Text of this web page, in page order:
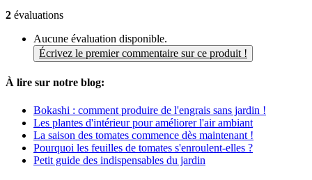
2 évaluations
Aucune évaluation disponible.
Écrivez le premier commentaire sur ce produit !
À lire sur notre blog:
Bokashi : comment produire de l'engrais sans jardin !
Les plantes d'intérieur pour améliorer l'air ambiant
La saison des tomates commence dès maintenant !
Pourquoi les feuilles de tomates s'enroulent-elles ?
Petit guide des indispensables du jardin